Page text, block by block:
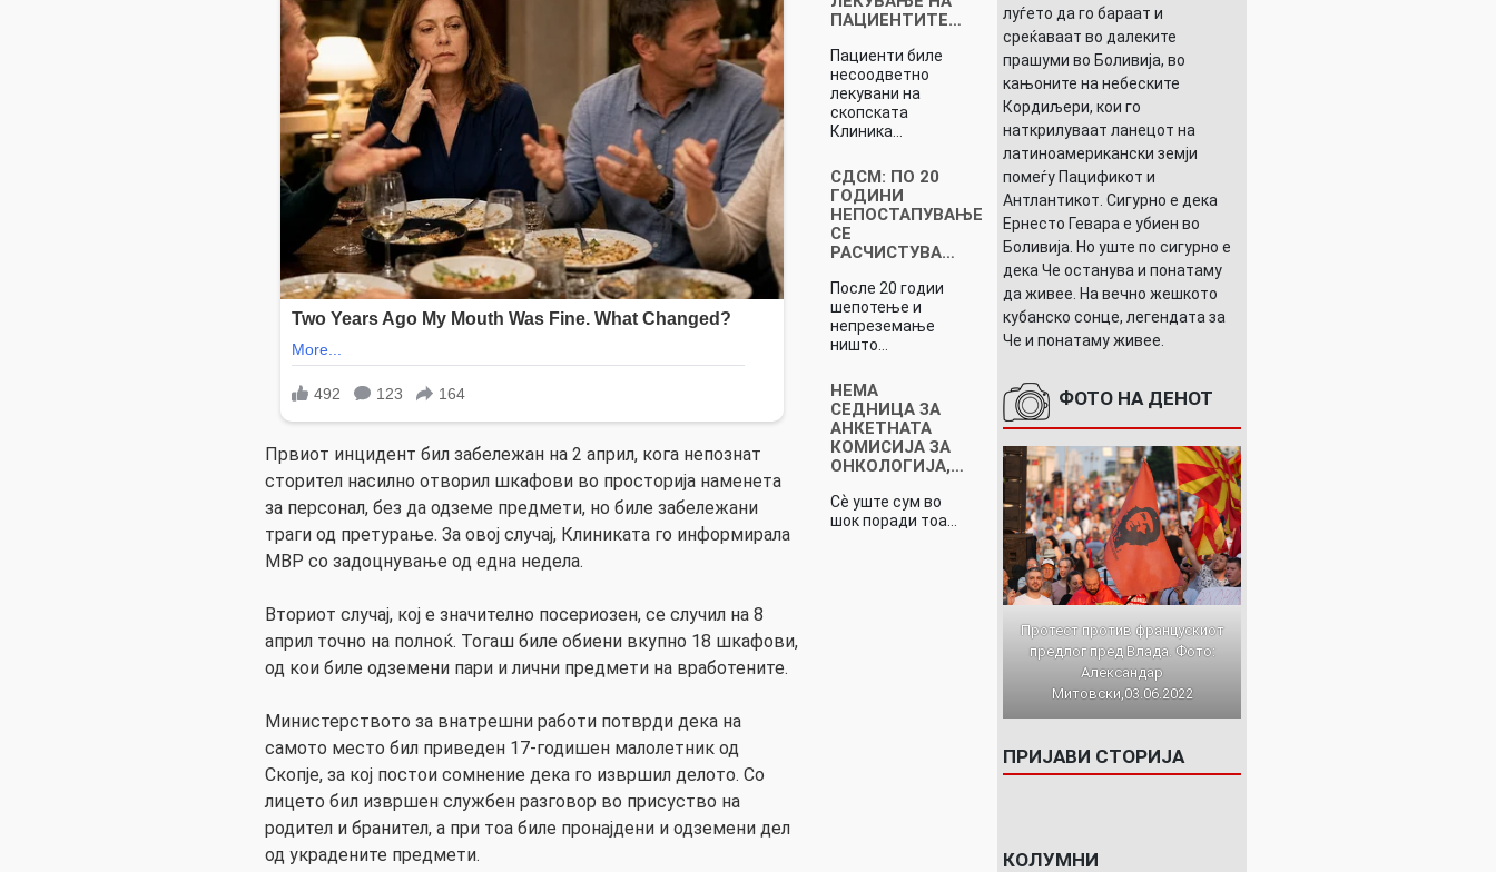
Првиот инцидент бил забележан на 2 април, кога непознат
сторител насилно отворил шкафови во просторија наменета
за персонал, без да одземе предмети, но биле забележани
траги од претурање. За овој случај, Клиниката го информирала
МВР со задоцнување од една недела.
Вториот случај, кој е значително посериозен, се случил на 8
април точно на полноќ. Тогаш биле обиени вкупно 18 шкафови,
од кои биле одземени пари и лични предмети на вработените.
Министерството за внатрешни работи потврди дека на
самото место бил приведен 17-годишен малолетник од
Скопје, за кој постои сомнение дека го извршил делото. Со
лицето бил извршен службен разговор во присуство на
родител и бранител, а при тоа биле пронајдени и одземени дел
од украдените предмети.
ПАЦИЕНТИТЕ…
Пациенти биле
несоодветно
лекувани на
скопската
Клиника…
СДСМ: ПО 20
ГОДИНИ
НЕПОСТАПУВАЊЕ
СЕ
РАСЧИСТУВА…
После 20 годии
шепотење и
непреземање
ништо…
НЕМА
СЕДНИЦА ЗА
АНКЕТНАТА
КОМИСИЈА ЗА
ОНКОЛОГИЈА,…
Сѐ уште сум во
шок поради тоа…
луѓето да го бараат и
среќаваат во далеките
прашуми во Боливија, во
кањоните на небеските
Кордиљери, кои го
наткрилуваат ланецот на
латиноамерикански земји
помеѓу Пацификот и
Антлантикот. Сигурно е дека
Ернесто Гевара е убиен во
Боливија. Но уште по сигурно е
дека Че останува и понатаму
да живее. На вечно жешкото
кубанско сонце, легендата за
Че и понатаму живее.
ФОТО НА ДЕНОТ
Протест против францускиот
предлог пред Влада. Фото:
Александар
Митовски,03.06.2022
ПРИЈАВИ СТОРИЈА
КОЛУМНИ